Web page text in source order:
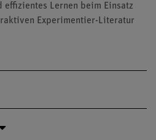
effizientes Lernen beim Einsatz
Experimentier-Literatur